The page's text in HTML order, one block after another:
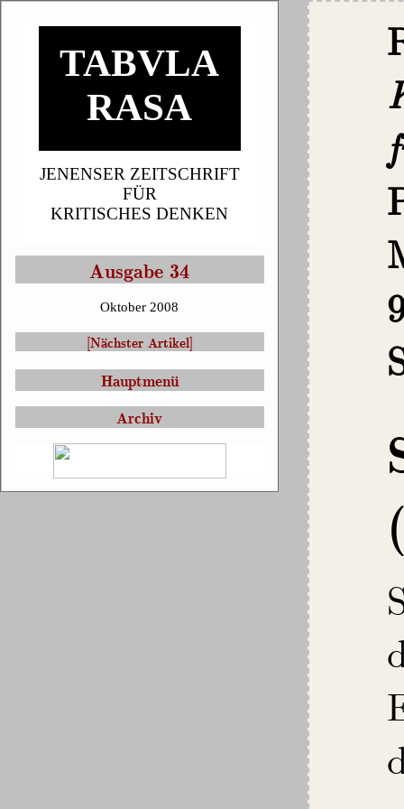
TABVLA
RASA
JENENSER ZEITSCHRIFT
FÜR
KRITISCHES DENKEN
Ausgabe 34
Oktober 2008
[Nächster Artikel]
Hauptmenü
Archiv